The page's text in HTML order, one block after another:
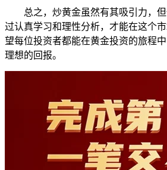
总之，炒黄金虽然有其吸引力，
过认真学习和理性分析，才能在这个
望每位投资者都能在黄金投资的旅程
理想的回报。